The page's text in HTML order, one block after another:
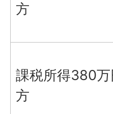
方
課税所得380
方